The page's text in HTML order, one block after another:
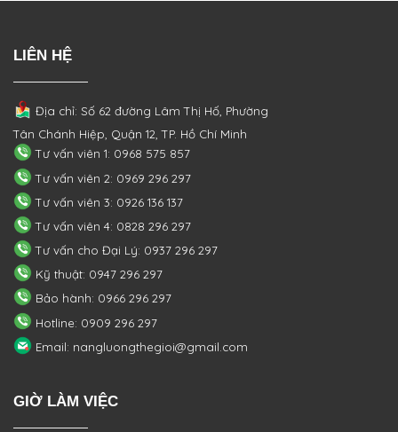
LIÊN HỆ
Địa chỉ: Số 62 đường Lâm Thị Hố, Phường
Tân Chánh Hiệp, Quận 12, TP. Hồ Chí Minh
Tư vấn viên 1: 0968 575 857
Tư vấn viên 2: 0969 296 297
Tư vấn viên 3: 0926 136 137
Tư vấn viên 4: 0828 296 297
Tư vấn cho Đại Lý: 0937 296 297
Kỹ thuật: 0947 296 297
Bảo hành: 0966 296 297
Hotline: 0909 296 297
Email: nangluongthegioi@gmail.com
GIỜ LÀM VIỆC